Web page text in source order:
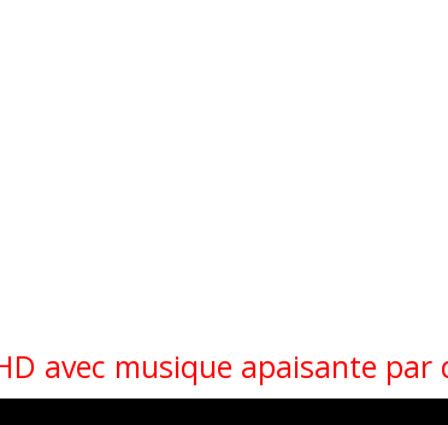
avec musique apaisante par